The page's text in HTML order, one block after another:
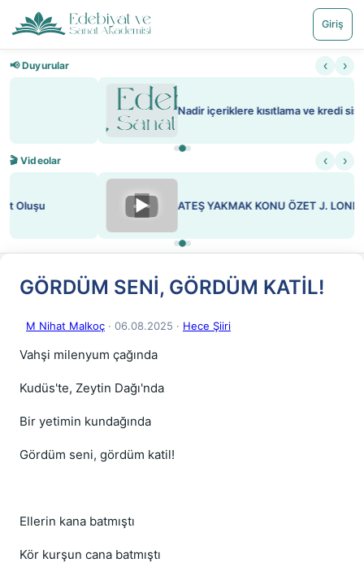
Giriş
📢 Duyurular ‹ ›
Nadir içeriklere kısıtlama ve kredi sistemi getirildi
🎬 Videolar ‹ ›
ATEŞ YAKMAK KONU ÖZET J. LONDON
GÖRDÜM SENİ, GÖRDÜM KATİL!
M Nihat Malkoç · 06.08.2025 · Hece Şiiri
Vahşi milenyum çağında
Kudüs'te, Zeytin Dağı'nda
Bir yetimin kundağında
Gördüm seni, gördüm katil!
Ellerin kana batmıştı
Kör kurşun cana batmıştı